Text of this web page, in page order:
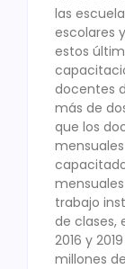
las
escolares
estos
docentes
más de
que los
trabajo
de clases,
2016 y
millones